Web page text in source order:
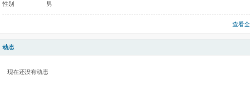
性别
男
查看
动态
现在还没有动态